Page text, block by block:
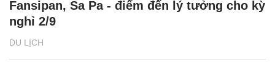
DU LỊCH
Fansipan, Sa Pa - điểm đến lý tưởng cho kỳ
nghỉ 2/9